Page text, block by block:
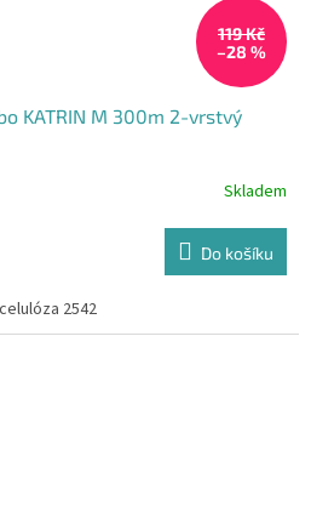
119 Kč
–28 %
KATRIN M 300m 2-vrstvý
Skladem
Do košíku
2542